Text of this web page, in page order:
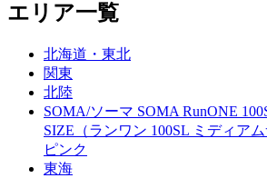
エリア一覧
北海道・東北
関東
北陸
SOMA/ソーマ SOMA RunONE
SIZE（ランワン 100SL ミディア
ピンク
東海